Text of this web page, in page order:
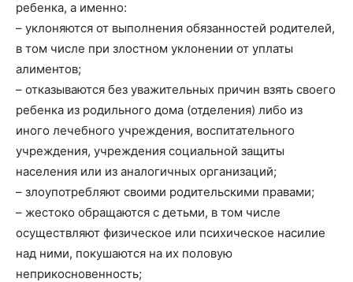
ребенка, а именно:
– уклоняются от выполнения обязанностей родителей,
в том числе при злостном уклонении от уплаты
алиментов;
– отказываются без уважительных причин взять своего
ребенка из родильного дома (отделения) либо из
иного лечебного учреждения, воспитательного
учреждения, учреждения социальной защиты
населения или из аналогичных организаций;
– злоупотребляют своими родительскими правами;
– жестоко обращаются с детьми, в том числе
осуществляют физическое или психическое насилие
над ними, покушаются на их половую
неприкосновенность;